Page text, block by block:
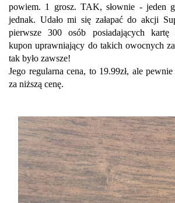
powiem. 1 grosz. TAK, słownie - jeden
jednak. Udało mi się załapać do akcji
pierwsze 300 osób posiadających kartę
kupon uprawniający do takich owocnych
tak było zawsze!
Jego regularna cena, to 19.99zł, ale
za niższą cenę.